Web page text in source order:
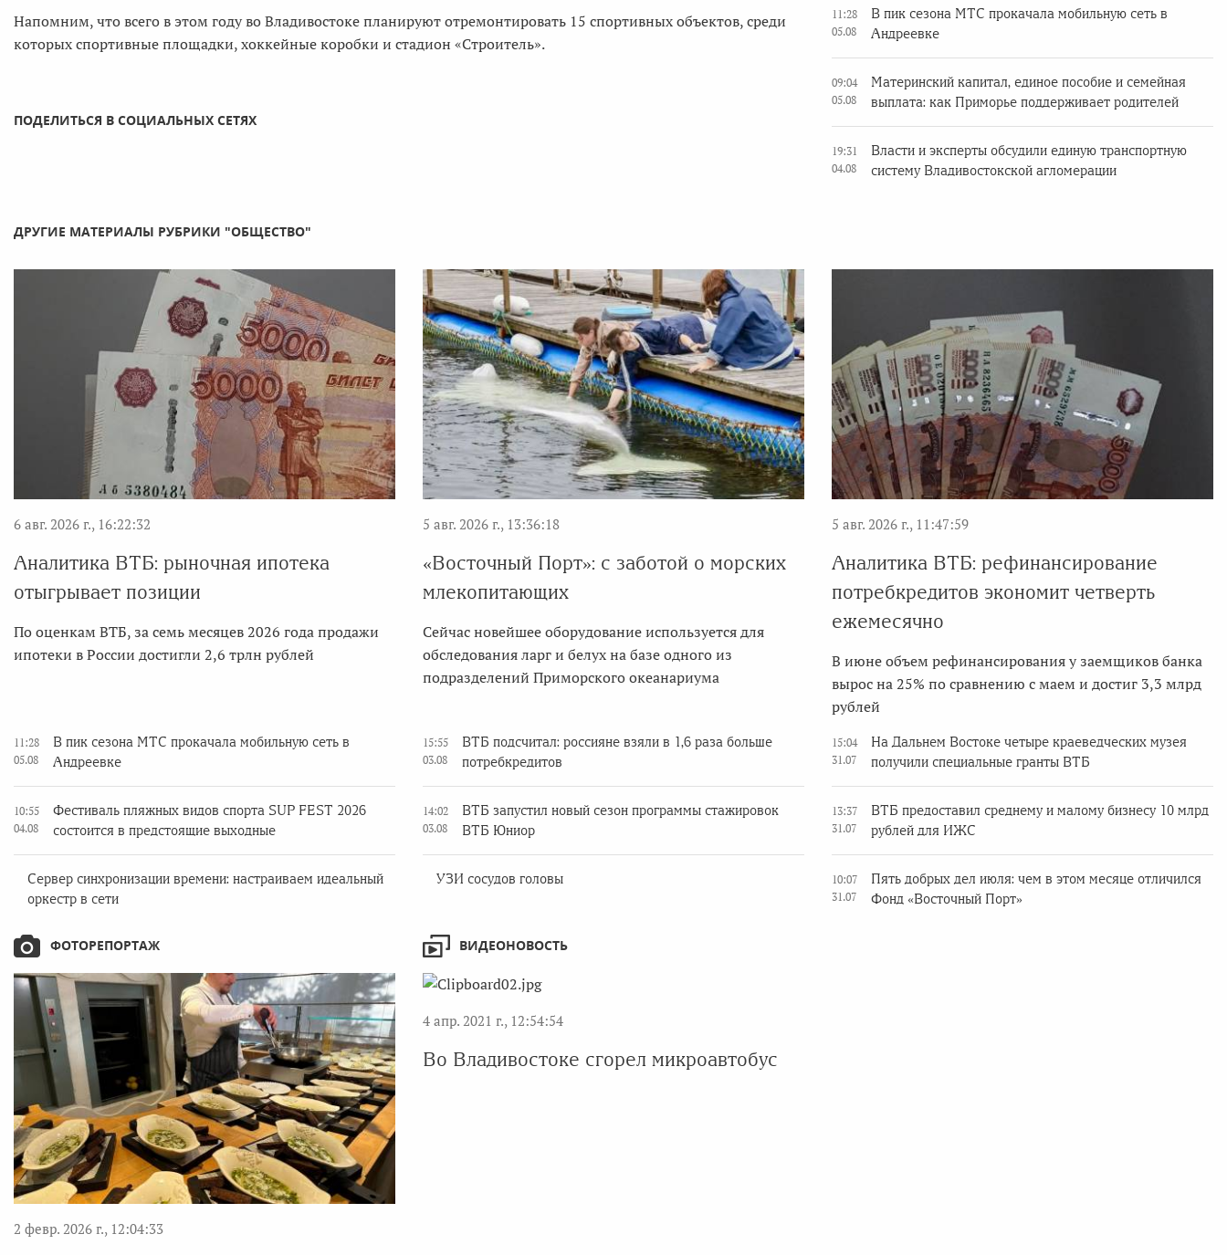
Напомним, что всего в этом году во Владивостоке планируют отремонтировать 15 спортивных объектов, среди
которых спортивные площадки, хоккейные коробки и стадион «Строитель».
ПОДЕЛИТЬСЯ В СОЦИАЛЬНЫХ СЕТЯХ
11:28
05.08
В пик сезона МТС прокачала мобильную сеть в
Андреевке
09:04
05.08
Материнский капитал, единое пособие и семейная
выплата: как Приморье поддерживает родителей
19:31
04.08
Власти и эксперты обсудили единую транспортную
систему Владивостокской агломерации
ДРУГИЕ МАТЕРИАЛЫ РУБРИКИ "ОБЩЕСТВО"
6 авг. 2026 г., 16:22:32
Аналитика ВТБ: рыночная ипотека
отыгрывает позиции
По оценкам ВТБ, за семь месяцев 2026 года продажи
ипотеки в России достигли 2,6 трлн рублей
5 авг. 2026 г., 13:36:18
«Восточный Порт»: с заботой о морских
млекопитающих
Сейчас новейшее оборудование используется для
обследования ларг и белух на базе одного из
подразделений Приморского океанариума
5 авг. 2026 г., 11:47:59
Аналитика ВТБ: рефинансирование
потребкредитов экономит четверть
ежемесячно
В июне объем рефинансирования у заемщиков банка
вырос на 25% по сравнению с маем и достиг 3,3 млрд
рублей
11:28
05.08
В пик сезона МТС прокачала мобильную сеть в
Андреевке
10:55
04.08
Фестиваль пляжных видов спорта SUP FEST 2026
состоится в предстоящие выходные
Сервер синхронизации времени: настраиваем идеальный
оркестр в сети
15:55
03.08
ВТБ подсчитал: россияне взяли в 1,6 раза больше
потребкредитов
14:02
03.08
ВТБ запустил новый сезон программы стажировок
ВТБ Юниор
УЗИ сосудов головы
15:04
31.07
На Дальнем Востоке четыре краеведческих музея
получили специальные гранты ВТБ
13:37
31.07
ВТБ предоставил среднему и малому бизнесу 10 млрд
рублей для ИЖС
10:07
31.07
Пять добрых дел июля: чем в этом месяце отличился
Фонд «Восточный Порт»
ФОТОРЕПОРТАЖ
2 февр. 2026 г., 12:04:33
ВИДЕОНОВОСТЬ
4 апр. 2021 г., 12:54:54
Во Владивостоке сгорел микроавтобус